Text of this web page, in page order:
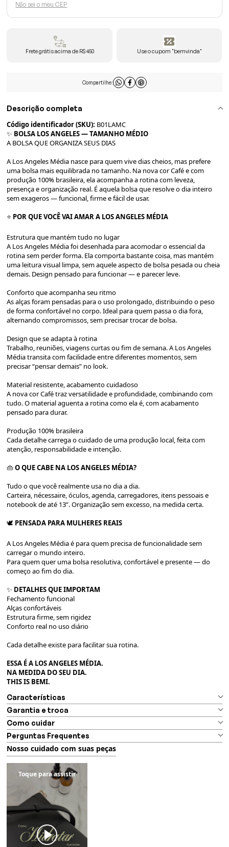
Não sei o meu CEP
Frete grátis acima de R$450 Use o cupom "bemvinda"
Compartilhe:
Descrição completa
Código identificador (SKU): B01LAMC
✨ BOLSA LOS ANGELES — TAMANHO MÉDIO
A BOLSA QUE ORGANIZA SEUS DIAS
A Los Angeles Média nasce para quem vive dias cheios, mas prefere
uma bolsa mais equilibrada no tamanho. Na nova cor Café e com
produção 100% brasileira, ela acompanha a rotina com leveza,
presença e organização real. É aquela bolsa que resolve o dia inteiro
sem exageros — funcional, firme e fácil de usar.
⭐️ POR QUE VOCÊ VAI AMAR A LOS ANGELES MÉDIA
Estrutura que mantém tudo no lugar
A Los Angeles Média foi desenhada para acomodar o essencial da
rotina sem perder forma. Ela comporta bastante coisa, mas mantém
uma leitura visual limpa, sem aquele aspecto de bolsa pesada ou cheia
demais. Design pensado para funcionar — e parecer leve.
Conforto que acompanha seu ritmo
As alças foram pensadas para o uso prolongado, distribuindo o peso
de forma confortável no corpo. Ideal para quem passa o dia fora,
alternando compromissos, sem precisar trocar de bolsa.
Design que se adapta à rotina
Trabalho, reuniões, viagens curtas ou fim de semana. A Los Angeles
Média transita com facilidade entre diferentes momentos, sem
precisar “pensar demais” no look.
Material resistente, acabamento cuidadoso
A nova cor Café traz versatilidade e profundidade, combinando com
tudo. O material aguenta a rotina como ela é, com acabamento
pensado para durar.
Produção 100% brasileira
Cada detalhe carrega o cuidado de uma produção local, feita com
atenção, responsabilidade e intenção.
👜O QUE CABE NA LOS ANGELES MÉDIA?
Tudo o que você realmente usa no dia a dia.
Carteira, nécessaire, óculos, agenda, carregadores, itens pessoais e
notebook de até 13”. Organização sem excesso, na medida certa.
🕊️ PENSADA PARA MULHERES REAIS
A Los Angeles Média é para quem precisa de funcionalidade sem
carregar o mundo inteiro.
Para quem quer uma bolsa resolutiva, confortável e presente — do
começo ao fim do dia.
✨ DETALHES QUE IMPORTAM
Fechamento funcional
Alças confortáveis
Estrutura firme, sem rigidez
Conforto real no uso diário
Cada detalhe existe para facilitar sua rotina.
ESSA É A LOS ANGELES MÉDIA.
NA MEDIDA DO SEU DIA.
THIS IS BEMI.
Características
Como cuidar
Garantia e troca
Perguntas Frequentes
Nosso cuidado com suas peças